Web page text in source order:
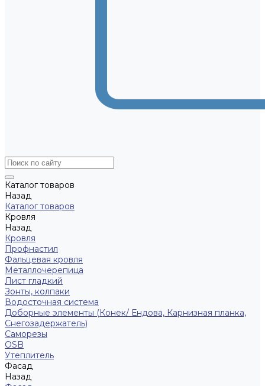
Каталог товаров
Назад
Каталог товаров
Кровля
Назад
Кровля
Профнастил
Фальцевая кровля
Металлочерепица
Лист гладкий
Зонты, колпаки
Водосточная система
Доборные элементы (Конек/ Ендова, Карнизная планка,
Снегозадержатель)
Саморезы
ОSB
Утеплитель
Фасад
Назад